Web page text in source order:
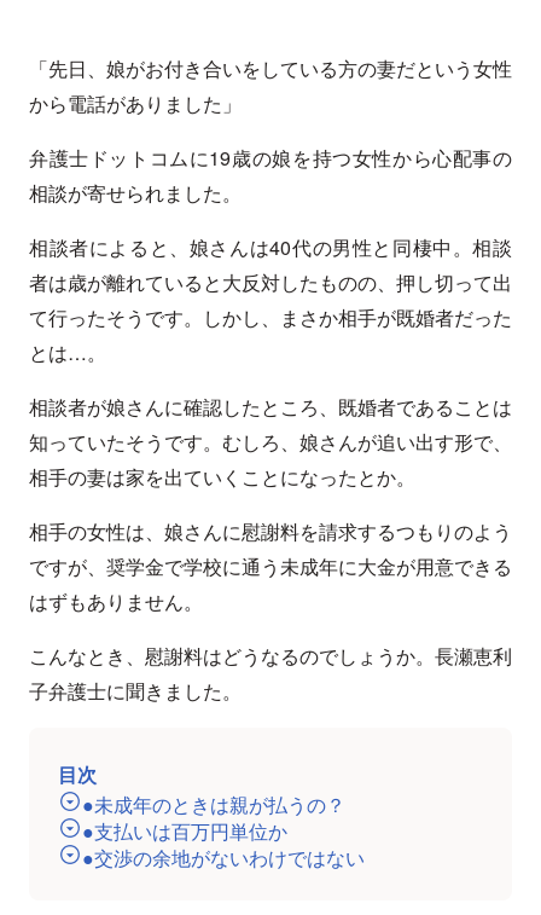
「先日、娘がお付き合いをしている方の妻だという女性
から電話がありました」
弁護士ドットコムに19歳の娘を持つ女性から心配事の
相談が寄せられました。
相談者によると、娘さんは40代の男性と同棲中。相談
者は歳が離れていると大反対したものの、押し切って出
て行ったそうです。しかし、まさか相手が既婚者だった
とは…。
相談者が娘さんに確認したところ、既婚者であることは
知っていたそうです。むしろ、娘さんが追い出す形で、
相手の妻は家を出ていくことになったとか。
相手の女性は、娘さんに慰謝料を請求するつもりのよう
ですが、奨学金で学校に通う未成年に大金が用意できる
はずもありません。
こんなとき、慰謝料はどうなるのでしょうか。長瀬恵利
子弁護士に聞きました。
目次
●未成年のときは親が払うの？
●支払いは百万円単位か
●交渉の余地がないわけではない